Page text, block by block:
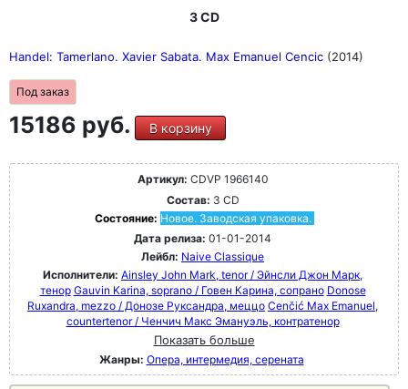
3 CD
Handel: Tamerlano. Xavier Sabata. Max Emanuel Cencic (2014)
Под заказ
15186 руб. В корзину
Артикул: CDVP 1966140
Состав: 3 CD
Состояние: Новое. Заводская упаковка.
Дата релиза: 01-01-2014
Лейбл: Naive Classique
Исполнители: Ainsley John Mark, tenor / Эйнсли Джон Марк,
тенор Gauvin Karina, soprano / Говен Карина, сопрано Donose
Ruxandra, mezzo / Донозе Руксандра, меццо Cenčić Max Emanuel,
countertenor / Ченчич Макс Эмануэль, контратенор
Показать больше
Жанры: Опера, интермедия, серената